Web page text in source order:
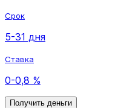
Срок
5-31 дня
Ставка
0-0,8 %
Получить деньги